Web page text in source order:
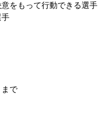
をもって行動できる選手
手
まで